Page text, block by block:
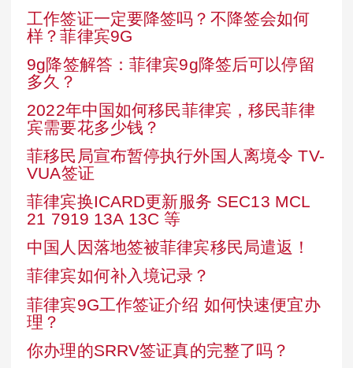
工作签证一定要降签吗？不降签会如何
样？菲律宾9G
9g降签解答：菲律宾9g降签后可以停留
多久？
2022年中国如何移民菲律宾，移民菲律
宾需要花多少钱？
菲移民局宣布暂停执行外国人离境令 TV-
VUA签证
菲律宾换ICARD更新服务 SEC13 MCL
21 7919 13A 13C 等
中国人因落地签被菲律宾移民局遣返！
菲律宾如何补入境记录？
菲律宾9G工作签证介绍 如何快速便宜办
理？
你办理的SRRV签证真的完整了吗？